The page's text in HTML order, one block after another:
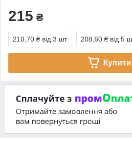
215 ₴
210,70 ₴ від 3 шт. 208,60 ₴ від 5
Купити